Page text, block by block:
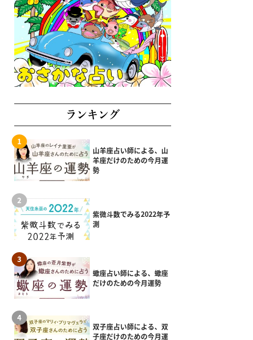
ランキング
山羊座占い師による、山
羊座だけのための今月運
勢
紫微斗数でみる2022年予
測
蠍座占い師による、蠍座
だけのための今月運勢
双子座占い師による、双
子座だけのための今月運